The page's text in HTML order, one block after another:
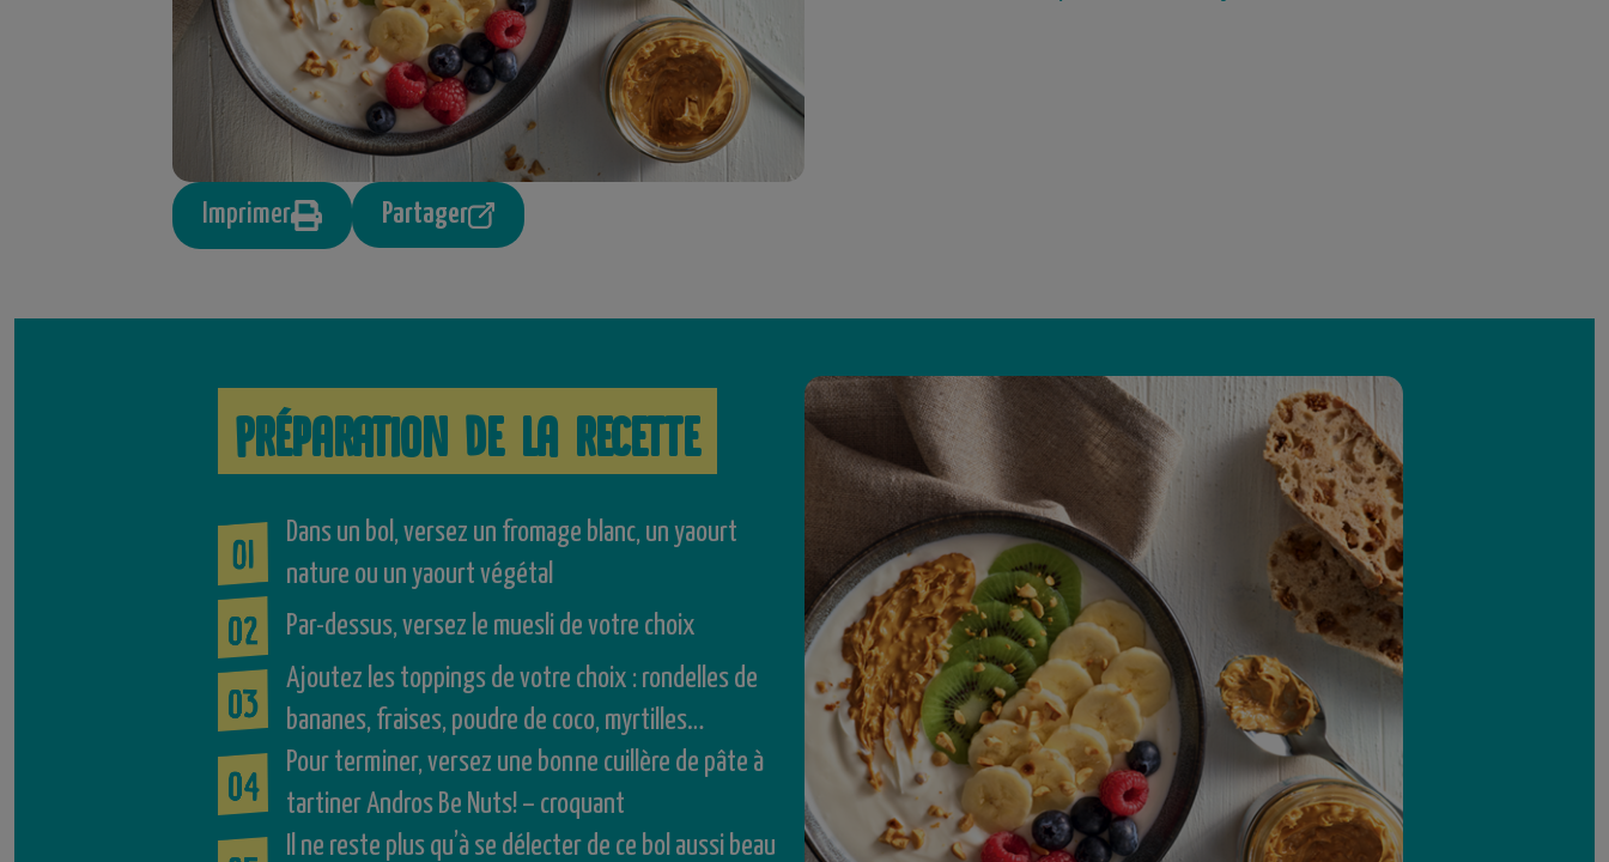
Imprimer Partager
Préparation de la recette
Dans un bol, versez un fromage blanc, un yaourt
nature ou un yaourt végétal
Par-dessus, versez le muesli de votre choix
Ajoutez les toppings de votre choix : rondelles de
bananes, fraises, poudre de coco, myrtilles…
Pour terminer, versez une bonne cuillère de pâte à
tartiner Andros Be Nuts! – croquant
Il ne reste plus qu’à se délecter de ce bol aussi beau